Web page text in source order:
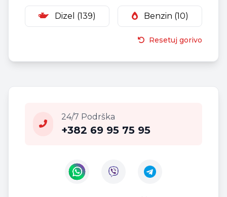
Dizel (139) Benzin (10)
Resetuj gorivo
24/7 Podrška
+382 69 95 75 95
Contact us on WhatsApp
Contact us on Viber